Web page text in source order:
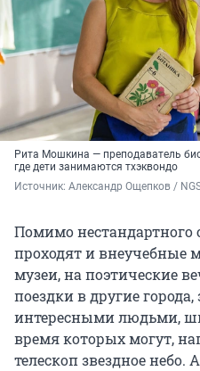
Рита Мошкина — преподаватель
где дети занимаются тхэквондо
Источник: Александр Ощепков /
Помимо нестандартного
проходят и внеучебные
музеи, на поэтические
поездки в другие
интересными людьми,
время которых могут,
телескоп звездное